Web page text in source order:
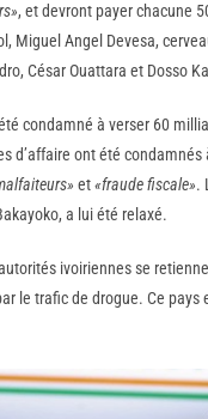
, et devront payer chacune
Miguel Angel Devesa,
César Ouattara et Dosso
condamné à verser 60
d’affaire ont été
et«fraude fiscale».
a lui été relaxé.
ivoiriennes se
le trafic de drogue. Ce